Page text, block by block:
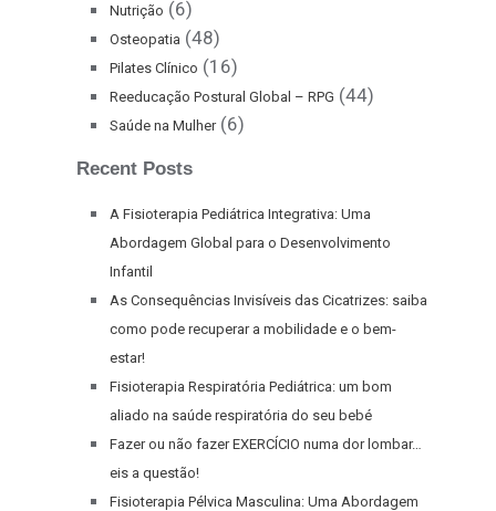
Nutrição (6)
Osteopatia (48)
Pilates Clínico (16)
Reeducação Postural Global – RPG (44)
Saúde na Mulher(6)
Recent Posts
A Fisioterapia Pediátrica Integrativa: Uma
Abordagem Global para o Desenvolvimento
Infantil
As Consequências Invisíveis das Cicatrizes: saiba
como pode recuperar a mobilidade e o bem-
estar!
Fisioterapia Respiratória Pediátrica: um bom
aliado na saúde respiratória do seu bebé
Fazer ou não fazer EXERCÍCIO numa dor lombar…
eis a questão!
Fisioterapia Pélvica Masculina: Uma Abordagem